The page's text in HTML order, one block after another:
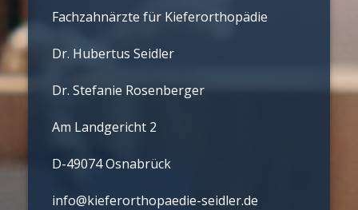
Fachzahnärzte für Kieferorthopädie
Dr. Hubertus Seidler
Dr. Stefanie Rosenberger
Am Landgericht 2
D-49074 Osnabrück
info@kieferorthopaedie-seidler.de